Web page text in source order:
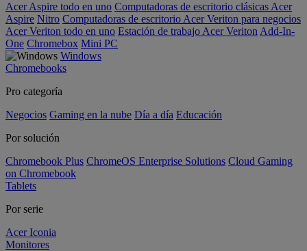
Acer Aspire todo en uno Computadoras de escritorio clásicas Acer
Aspire Nitro Computadoras de escritorio Acer Veriton para negocios
Acer Veriton todo en uno Estación de trabajo Acer Veriton Add-In-
One Chromebox Mini PC
Windows
Chromebooks
Pro categoría
Negocios Gaming en la nube Día a día Educación
Por solución
Chromebook Plus ChromeOS Enterprise Solutions Cloud Gaming
on Chromebook
Tablets
Por serie
Acer Iconia
Monitores